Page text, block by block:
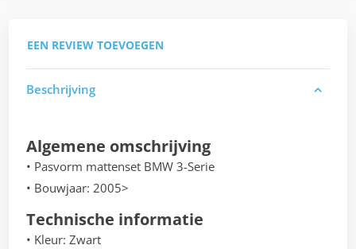
EEN REVIEW TOEVOEGEN
Beschrijving
Algemene omschrijving
• Pasvorm mattenset BMW 3-Serie
• Bouwjaar: 2005>
Technische informatie
• Kleur: Zwart